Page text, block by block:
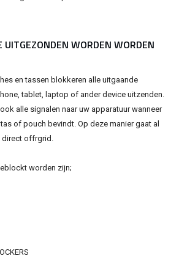
UITGEZONDEN WORDEN WORDEN
en tassen blokkeren alle uitgaande
tablet, laptop of ander device uitzenden.
alle signalen naar uw apparatuur wanneer
of pouch bevindt. Op deze manier gaat al
direct offrgrid.
worden zijn;